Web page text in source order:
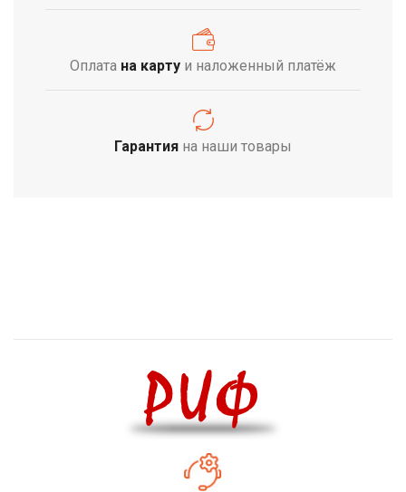
Оплата на карту и наложенный платёж
Гарантия на наши товары